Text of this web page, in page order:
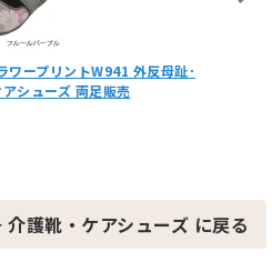
カバー前輪・後輪セット
護靴・ケアシューズ に戻る